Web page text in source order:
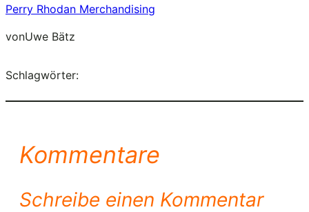
Perry Rhodan Merchandising
vonUwe Bätz
Schlagwörter:
Kommentare
Schreibe einen Kommentar